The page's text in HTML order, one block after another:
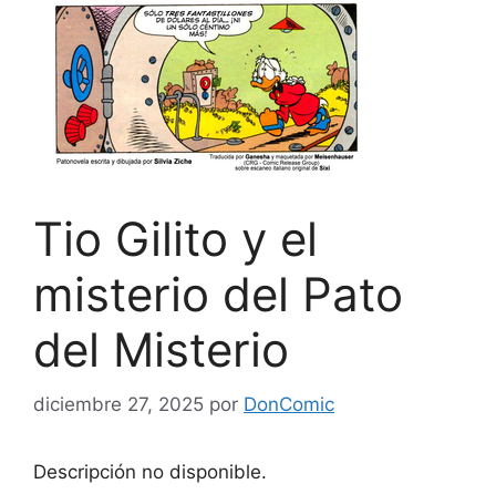
Tio Gilito y el
misterio del Pato
del Misterio
diciembre 27, 2025 por DonComic
Descripción no disponible.